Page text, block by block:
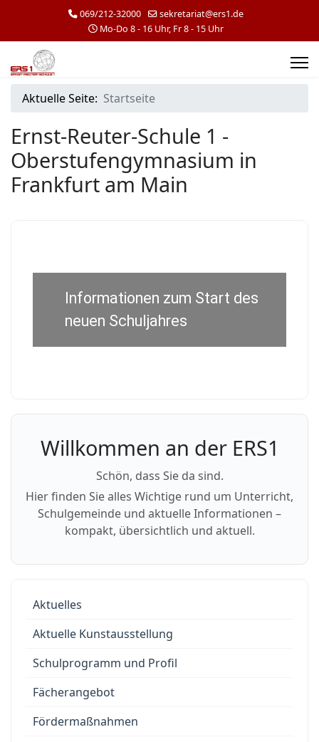
069/212-32000
sekretariat@ers1.de
Mo-Do 8 - 16 Uhr, Fr 8 - 15 Uhr
Aktuelle Seite: Startseite
Ernst-Reuter-Schule 1 -
Oberstufengymnasium in
Frankfurt am Main
Informationen zum Start des
neuen Schuljahres
Willkommen an der ERS1
Schön, dass Sie da sind.
Hier finden Sie alles Wichtige rund um Unterricht,
Schulgemeinde und aktuelle Informationen –
kompakt, übersichtlich und aktuell.
Aktuelles
Aktuelle Kunstausstellung
Schulprogramm und Profil
Fächerangebot
Fördermaßnahmen